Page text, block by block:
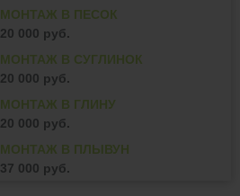
МОНТАЖ В ПЕСОК
20 000 руб.
МОНТАЖ В СУГЛИНОК
20 000 руб.
МОНТАЖ В ГЛИНУ
20 000 руб.
МОНТАЖ В ПЛЫВУН
37 000 руб.